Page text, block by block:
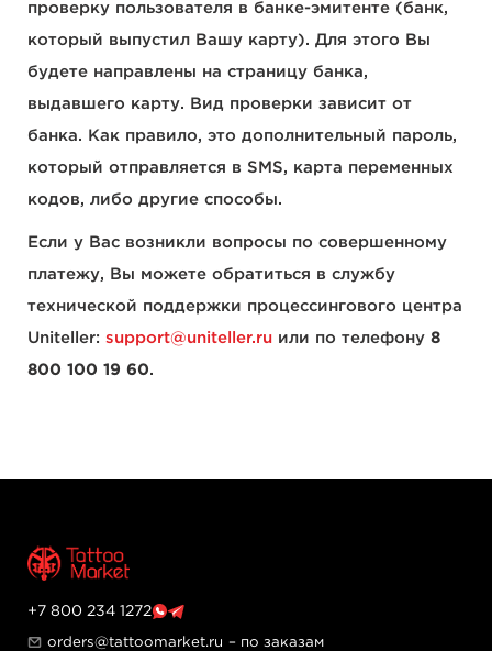
проверку пользователя в банке-эмитенте (банк,
который выпустил Вашу карту). Для этого Вы
будете направлены на страницу банка,
выдавшего карту. Вид проверки зависит от
банка. Как правило, это дополнительный пароль,
который отправляется в SMS, карта переменных
кодов, либо другие способы.
Если у Вас возникли вопросы по совершенному
платежу, Вы можете обратиться в службу
технической поддержки процессингового центра
Uniteller: support@uniteller.ru или по телефону 8
800 100 19 60.
+7 800 234 1272
orders@tattoomarket.ru – по заказам